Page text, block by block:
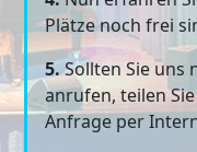
Plätze noch frei
5.Sollten Sie uns
anrufen, teilen
Anfrage per